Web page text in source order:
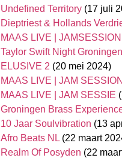
Undefined Territory (17 juli
Dieptriest & Hollands
MAAS LIVE | JAMSESSION
Taylor Swift Night
ELUSIVE 2 (20 mei 2024)
MAAS LIVE | JAM SESSION
MAAS LIVE | JAM SESSIE
Groningen Brass
10 Jaar Soulvibration (13
Afro Beats NL (22 maart
Realm Of Posyden (22